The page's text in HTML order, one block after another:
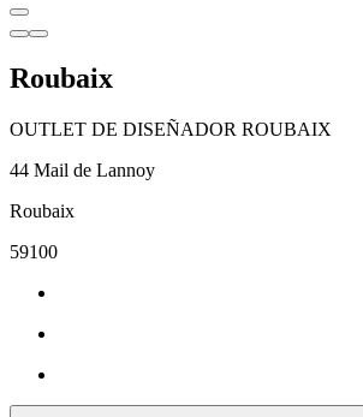
Roubaix
OUTLET DE DISEÑADOR ROUBAIX
44 Mail de Lannoy
Roubaix
59100